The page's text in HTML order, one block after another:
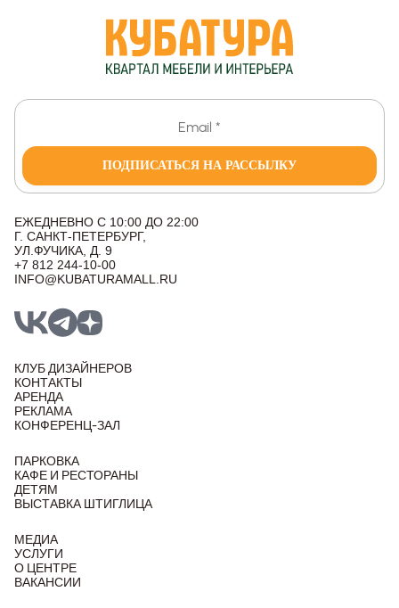
ПОДПИСАТЬСЯ НА РАССЫЛКУ
ЕЖЕДНЕВНО С 10:00 ДО 22:00
Г. САНКТ-ПЕТЕРБУРГ,
УЛ.ФУЧИКА, Д. 9
+7 812 244-10-00
INFO@KUBATURAMALL.RU
КЛУБ ДИЗАЙНЕРОВ
КОНТАКТЫ
АРЕНДА
РЕКЛАМА
КОНФЕРЕНЦ-ЗАЛ
ПАРКОВКА
КАФЕ И РЕСТОРАНЫ
ДЕТЯМ
ВЫСТАВКА ШТИГЛИЦА
МЕДИА
УСЛУГИ
О ЦЕНТРЕ
ВАКАНСИИ